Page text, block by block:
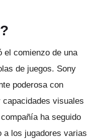
el comienzo de una
de juegos. Sony
poderosa con
visuales
ha seguido
a los jugadores varias